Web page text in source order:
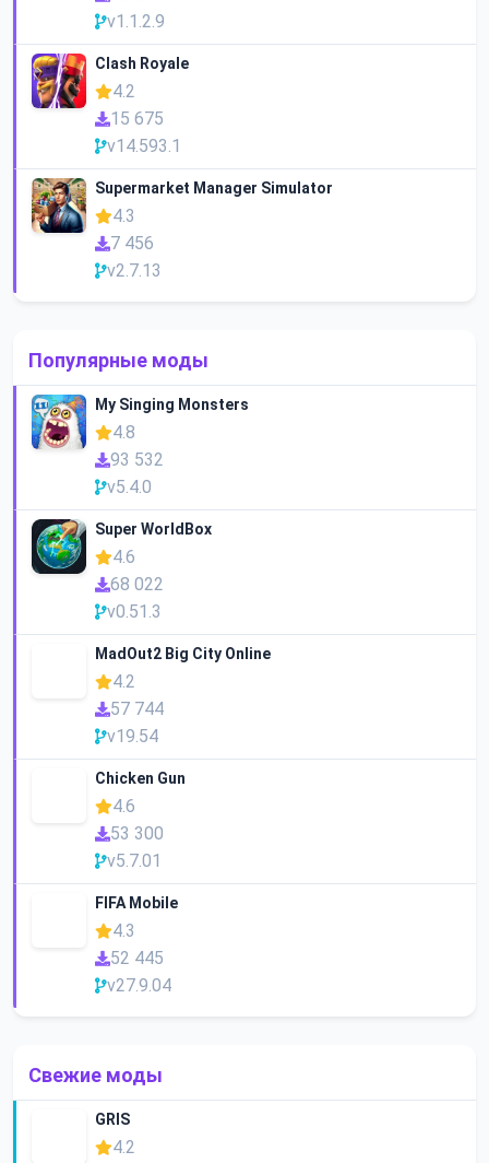
v1.1.2.9
Clash Royale
4.2
15 675
v14.593.1
Supermarket Manager Simulator
4.3
7 456
v2.7.13
Популярные моды
My Singing Monsters
4.8
93 532
v5.4.0
Super WorldBox
4.6
68 022
v0.51.3
MadOut2 Big City Online
4.2
57 744
v19.54
Chicken Gun
4.6
53 300
v5.7.01
FIFA Mobile
4.3
52 445
v27.9.04
Свежие моды
GRIS
4.2